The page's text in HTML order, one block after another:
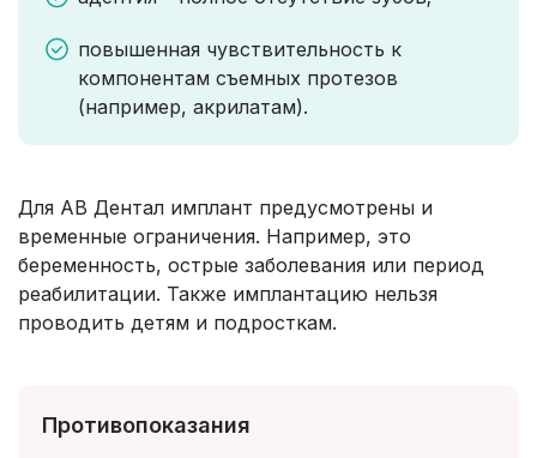
повышенная чувствительность к
компонентам съемных протезов
(например, акрилатам).
Для AB Дентал имплант предусмотрены и
временные ограничения. Например, это
беременность, острые заболевания или период
реабилитации. Также имплантацию нельзя
проводить детям и подросткам.
Противопоказания